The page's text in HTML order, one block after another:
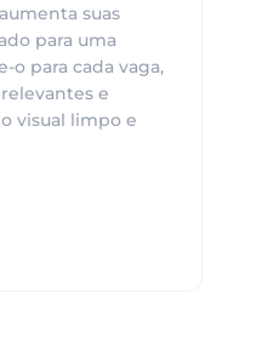
suas
para uma
o para cada vaga,
e
visual limpo e